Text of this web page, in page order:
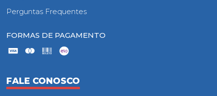
Perguntas Frequentes
FORMAS DE PAGAMENTO
FALE CONOSCO